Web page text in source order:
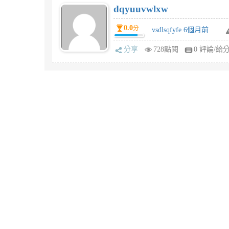
dqyuuvwlxw
0.0分 vsdlsqfyfe 6個月前
分享 728點閱 0 評論/給